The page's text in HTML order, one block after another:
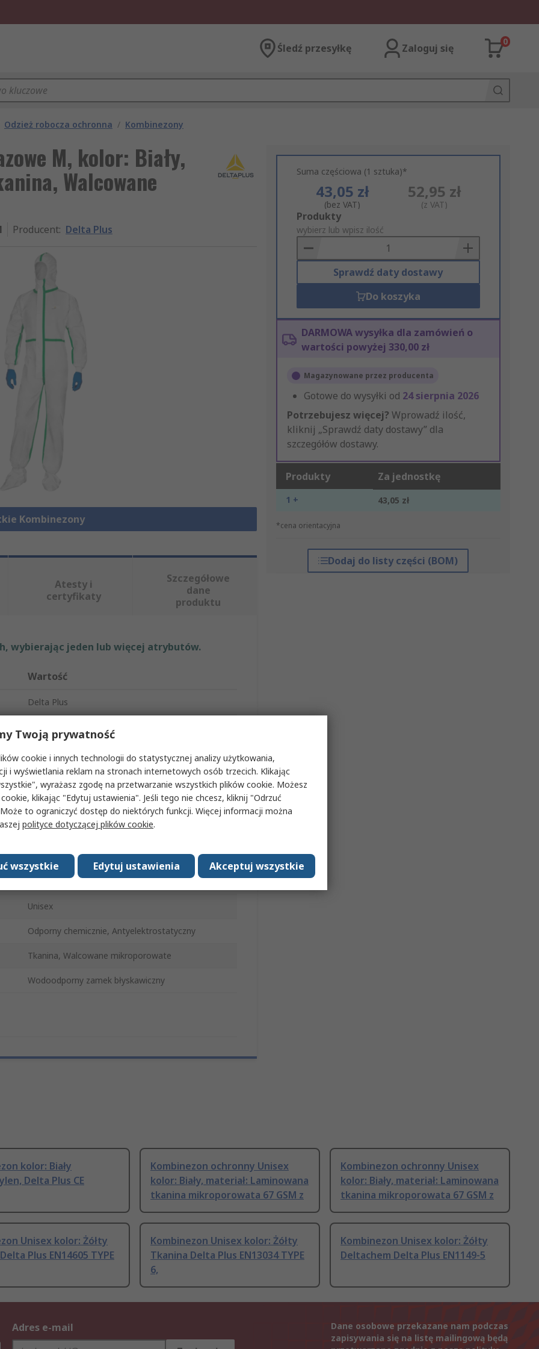
Śledź przesyłkę Zaloguj się
0
Odzież robocza ochronna / Kombinezony
M, kolor: Biały,
Walcowane
Producent: Delta Plus
Kombinezony
Suma częściowa (1 sztuka)*
43,05 zł
(bez VAT)
52,95 zł
(z VAT)
Add
to
Basket
Produkty
wybierz lub wpisz ilość
Sprawdź daty dostawy
Do koszyka
DARMOWA wysyłka dla zamówień o
wartości powyżej 330,00 zł
Magazynowane przez producenta
Gotowe do wysyłki od 24 sierpnia 2026
Potrzebujesz więcej? Wprowadź ilość,
kliknij „Sprawdź daty dostawy” dla
szczegółów dostawy.
Produkty Za jednostkę
1 + 43,05 zł
*cena orientacyjna
Dodaj do listy części (BOM)
Atesty i
certyfikaty
Szczegółowe
dane
produktu
wybierając jeden lub więcej atrybutów.
Wartość
Delta Plus
Ochrona ciała
Biały, Ciemnozielony
Jednorazowe
EN14126 CATEGORY 3, EN14605 TYPE 3 TYPE 4,
EN13034 TYPE 6, CE, EN1149-5, EN ISO 13982-1
Unisex
Odporny chemicznie, Antyelektrostatyczny
Tkanina, Walcowane mikroporowate
Wodoodporny zamek błyskawiczny
kolor: Biały
Delta Plus CE
Kombinezon ochronny Unisex
kolor: Biały, materiał: Laminowana
tkanina mikroporowata 67 GSM z
Kombinezon ochronny Unisex
kolor: Biały, materiał: Laminowana
tkanina mikroporowata 67 GSM z
Unisex kolor: Żółty
Plus EN14605 TYPE
Kombinezon Unisex kolor: Żółty
Tkanina Delta Plus EN13034 TYPE
6,
Kombinezon Unisex kolor: Żółty
Deltachem Delta Plus EN1149-5
Adres e-mail
Dane osobowe przekazane nam podczas
zapisywania się na listę mailingową będą
Twoją prywatność
cookie i innych technologii do statystycznej analizy użytkowania,
i wyświetlania reklam na stronach internetowych osób trzecich. Klikając
wyrażasz zgodę na przetwarzanie wszystkich plików cookie. Możesz
klikając "Edytuj ustawienia". Jeśli tego nie chcesz, kliknij "Odrzuć
to ograniczyć dostęp do niektórych funkcji. Więcej informacji można
polityce dotyczącej plików cookie.
Akceptuj wszystkie
Edytuj ustawienia
wszystkie